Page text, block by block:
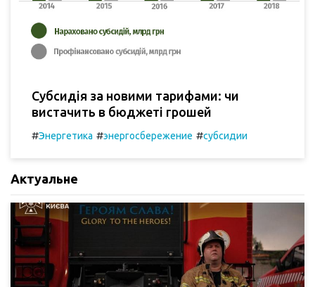
Субсидія за новими тарифами: чи
вистачить в бюджеті грошей
#Энергетика #энергосбережение #субсидии
Актуальне